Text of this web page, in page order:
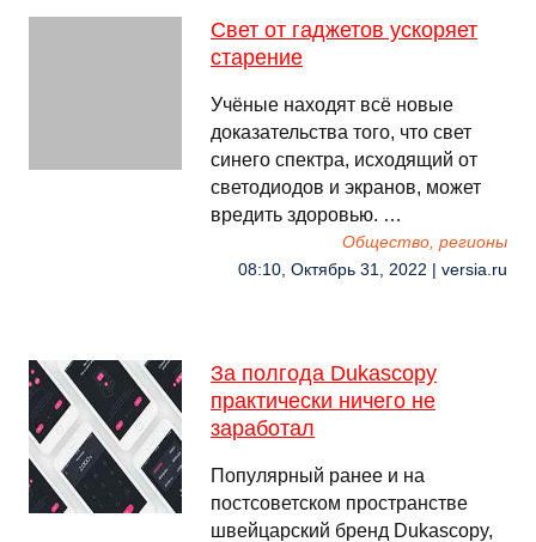
Свет от гаджетов ускоряет
старение
Учёные находят всё новые
доказательства того, что свет
синего спектра, исходящий от
светодиодов и экранов, может
вредить здоровью. …
Общество, регионы
08:10, Октябрь 31, 2022 | versia.ru
За полгода Dukascopy
практически ничего не
заработал
Популярный ранее и на
постсоветском пространстве
швейцарский бренд Dukascopy,